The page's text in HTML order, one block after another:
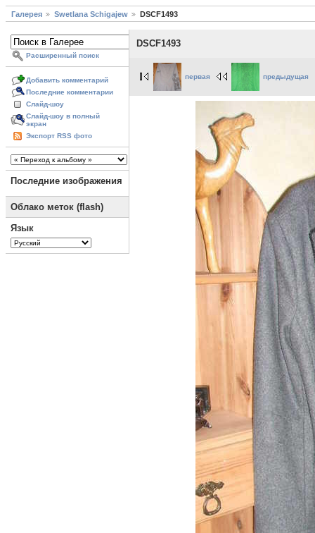
Галерея Swetlana Schigajew DSCF1493
Расширенный поиск
Добавить комментарий
Последние комментарии
Слайд-шоу
Слайд-шоу в полный
экран
Экспорт RSS фото
Последние изображения
Облако меток (flash)
Язык
DSCF1493
первая предыдущая